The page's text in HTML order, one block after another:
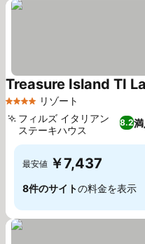
4 ホテルのランク
リゾート
Treasure Island TI
8.2
フィルズ イタリアン
ステーキハウス
最安値 ￥7,437
8件のサイトの料金を表示